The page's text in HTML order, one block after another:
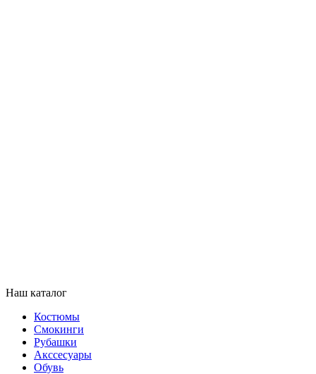
Наш каталог
Костюмы
Смокинги
Рубашки
Акссесуары
Обувь